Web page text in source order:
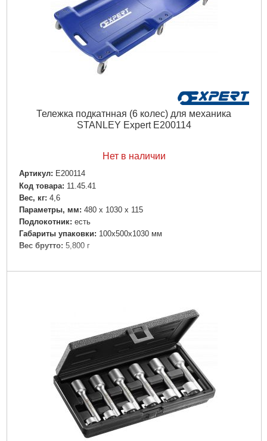
Тележка подкатнная (6 колес) для механика
STANLEY Expert E200114
Нет в наличии
Артикул: E200114
Код товара: 11.45.41
Вес, кг: 4,6
Параметры, мм: 480 х 1030 х 115
Подлокотник: есть
Габариты упаковки: 100x500x1030 мм
Вес брутто: 5,800 г
Подробнее...